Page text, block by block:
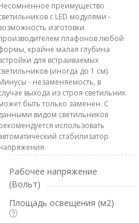
преимущество
с LED модулями -
изготовки
плафонов любой
крайне малая глубина
для встраиваемых
(иногда до 1 см).
- незаменяемость, в
выхода из строя светильник
быть только заменен. С
видом светильников
использовать
стабилизатор
Рабочее напряжение
(Вольт)
Площадь освещения (м2)